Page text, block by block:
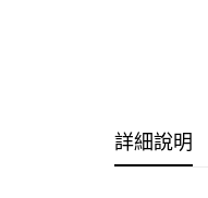
詳細說明